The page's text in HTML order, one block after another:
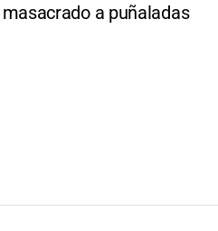
a puñaladas